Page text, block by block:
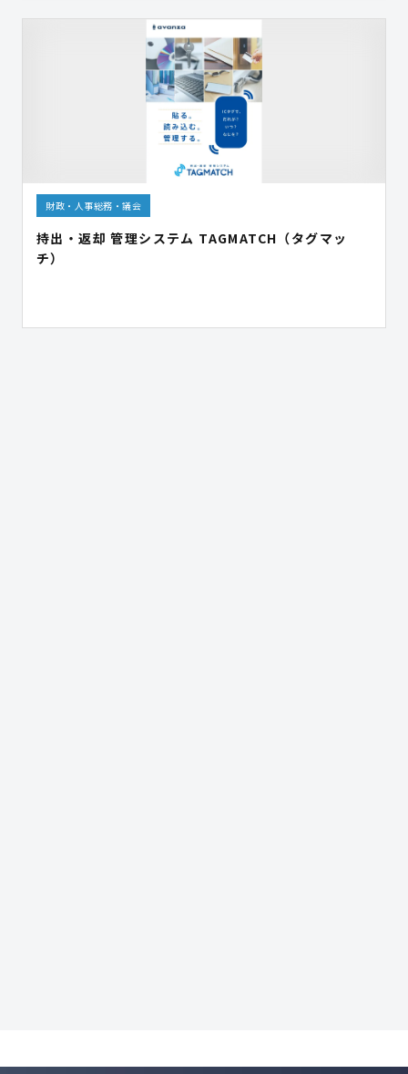
財政・人事総務・議会
持出・返却 管理システム TAGMATCH（タグマッ
チ）